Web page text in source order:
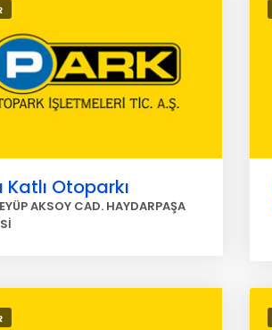
Otoparkı
AKSOY CAD. HAYDARPAŞA